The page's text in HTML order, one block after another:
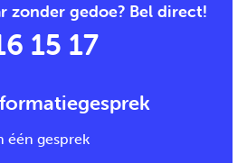
zonder gedoe? Bel direct!
15 17
één gesprek